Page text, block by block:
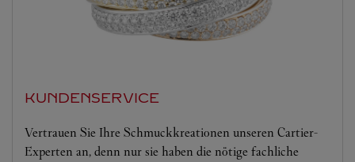
KUNDENSERVICE
Vertrauen Sie Ihre Schmuckkreationen unseren Cartier-
Experten an, denn nur sie haben die nötige fachliche